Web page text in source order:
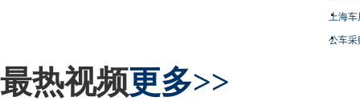
上海
公车采
最热视频更多>>